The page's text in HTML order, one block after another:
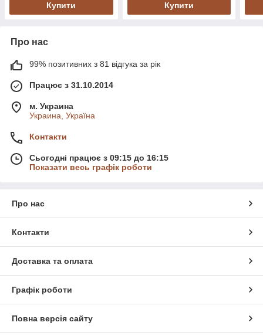
Купити Купити
Про нас
99% позитивних з 81 відгука за рік
Працює з 31.10.2014
м. Украина
Украина, Україна
Контакти
Сьогодні працює з 09:15 до 16:15
Показати весь графік роботи
Про нас
Контакти
Доставка та оплата
Графік роботи
Повна версія сайту